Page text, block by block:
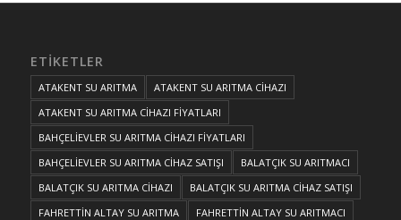
ETIKETLER
ATAKENT SU ARITMA
ATAKENT SU ARITMA CİHAZI
ATAKENT SU ARITMA CİHAZI FİYATLARI
BAHÇELİEVLER SU ARITMA CİHAZI FİYATLARI
BAHÇELİEVLER SU ARITMA CİHAZ SATIŞI
BALATÇIK SU ARITMACI
BALATÇIK SU ARITMA CİHAZI
BALATÇIK SU ARITMA CİHAZ SATIŞI
FAHRETTİN ALTAY SU ARITMA
FAHRETTİN ALTAY SU ARITMACI